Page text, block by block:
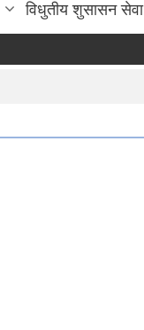
विधुतीय शुसासन सेवा